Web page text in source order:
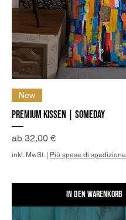
New
Premium Kissen | Someday
ab 32,00 €
Sale-Preis
inkl. MwSt. | Più spese di spedizione
In den Warenkorb